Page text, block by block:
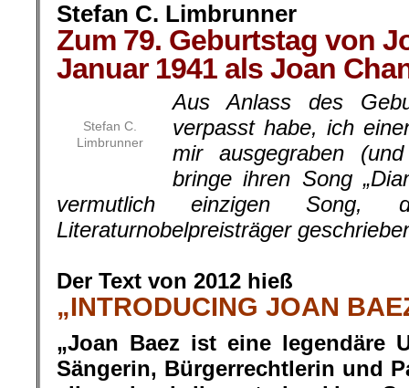
Stefan C. Limbrunner
Zum 79. Geburtstag von
Januar 1941 als Joan
Stefan C.
Limbrunner
Aus Anlass des
verpasst habe, ich
mir ausgegraben
bringe ihren Song
vermutlich einzigen
Literaturnobelpreisträger
Der Text von 2012 hieß
„INTRODUCING JOAN
„Joan Baez ist eine legendäre
Sängerin, Bürgerrechtlerin und